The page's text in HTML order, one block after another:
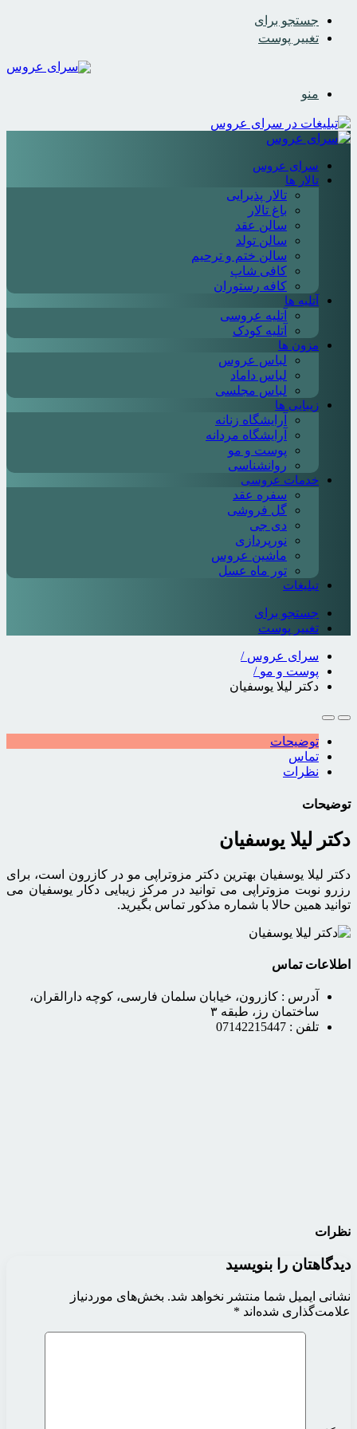
جستجو برای
تغییر پوست
منو
سرای عروس
تالار ها
تالار پذیرایی
باغ تالار
سالن عقد
سالن تولد
سالن ختم و ترحیم
کافی شاپ
کافه رستوران
آتلیه ها
آتلیه عروسی
آتلیه کودک
مزون ها
لباس عروس
لباس داماد
لباس مجلسی
زیبایی ها
آرایشگاه زنانه
آرایشگاه مردانه
پوست و مو
روانشناسی
خدمات عروسی
سفره عقد
گل فروشی
دی جی
نورپردازی
ماشین عروس
تور ماه عسل
تبلیغات
جستجو برای
تغییر پوست
سرای عروس /
پوست و مو /
دکتر لیلا یوسفیان
توضیحات
تماس
نظرات
توضیحات
دکتر لیلا یوسفیان
دکتر لیلا یوسفیان بهترین دکتر مزوتراپی مو در کازرون است، برای
رزرو نوبت مزوتراپی می توانید در مرکز زیبایی دکار یوسفیان می
توانید همین حالا با شماره مذکور تماس بگیرید.
اطلاعات تماس
آدرس : کازرون، خیابان سلمان فارسی، کوچه دارالقران،
ساختمان رز، طبقه ۳
تلفن : 07142215447
نظرات
دیدگاهتان را بنویسید
نشانی ایمیل شما منتشر نخواهد شد. بخش‌های موردنیاز
علامت‌گذاری شده‌اند *